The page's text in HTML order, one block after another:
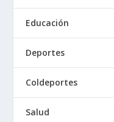
Educación
Deportes
Coldeportes
Salud